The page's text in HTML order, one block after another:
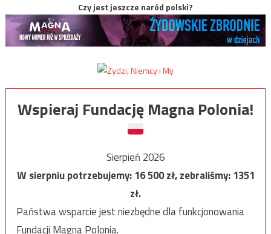
Czy jest jeszcze naród polski?
Wspieraj Fundację Magna Polonia!
Sierpień 2026
W sierpniu potrzebujemy:16 500zł, zebraliśmy:1351
zł.
Państwa wsparcie jest niezbędne dla funkcjonowania
Fundacji Magna Polonia.